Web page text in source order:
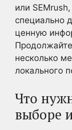
или
специально
ценную
несколько
локального
Что
выборе